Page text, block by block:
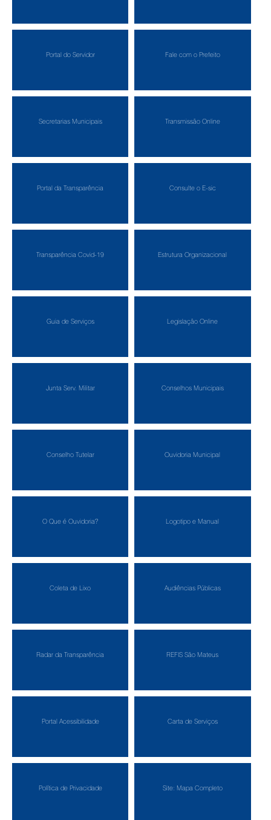
Portal do Servidor Fale com o Prefeito
Secretarias Municipais Transmissão Online
Portal da Transparência Consulte o E-sic
Transparência Covid-19 Estrutura Organizacional
Guia de Serviços Legislação Online
Junta Serv. Militar Conselhos Municipais
Conselho Tutelar Ouvidoria Municipal
O Que é Ouvidoria? Logotipo e Manual
Coleta de Lixo Audiências Públicas
Radar da Transparência REFIS São Mateus
Portal Acessibilidade Carta de Serviços
Política de Privacidade Site: Mapa Completo